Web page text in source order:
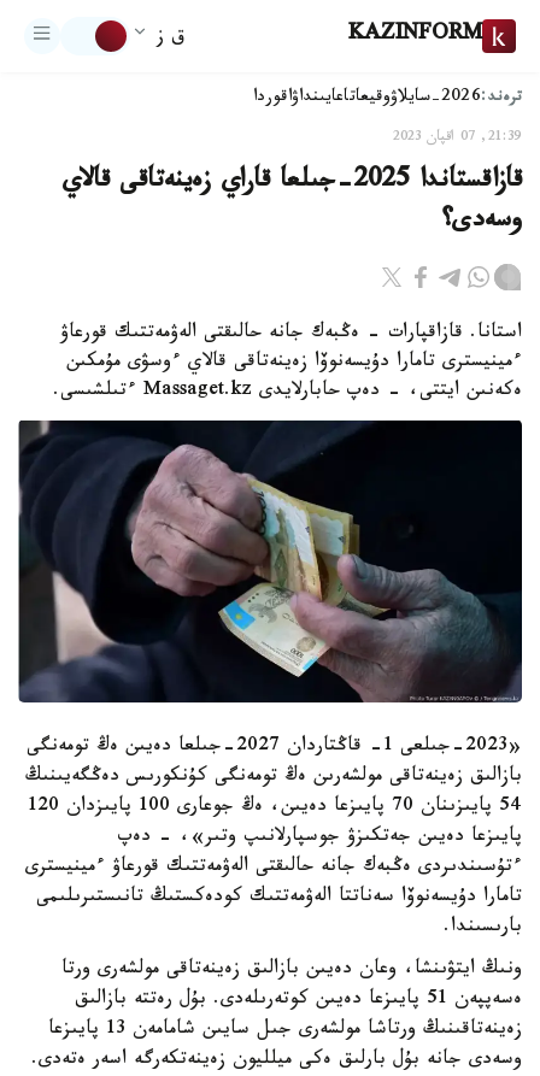
KAZINFORM ق ز
ترەند:2026-سايلاۋ وقيعاتاعايىنداۋاقوردا
21:39, 07 اقپان 2023
قازاقستاندا 2025-جىلعا قاراي زەينەتاقى قالاي
وسەدى؟
استانا. قازاقپارات - ەڭبەك جانە حالىقتى الەۋمەتتىك قورعاۋ
ءمينيسترى تامارا دۇيسەنوۆا زەينەتاقى قالاي ءوسۋى مۇمكىن
ەكەنىن ايتتى، - دەپ حابارلايدى Massaget.kz ءتىلشىسى.
«2023-جىلعى 1- قاڭتاردان 2027-جىلعا دەيىن ەڭ تومەنگى
بازالىق زەينەتاقى مولشەرىن ەڭ تومەنگى كۇنكورىس دەڭگەيىنىڭ
54 پايىزىنان 70 پايىزعا دەيىن، ەڭ جوعارى 100 پايىزدان 120
پايىزعا دەيىن جەتكىزۋ جوسپارلانىپ وتىر»، - دەپ
ءتۇسىندىردى ەڭبەك جانە حالىقتى الەۋمەتتىك قورعاۋ ءمينيسترى
تامارا دۇيسەنوۆا سەناتتا الەۋمەتتىك كودەكستىڭ تانىستىرىلىمى
بارىسىندا.
ونىڭ ايتۋىنشا، وعان دەيىن بازالىق زەينەتاقى مولشەرى ورتا
ەسەپپەن 51 پايىزعا دەيىن كوتەرىلەدى. بۇل رەتتە بازالىق
زەينەتاقىنىڭ ورتاشا مولشەرى جىل سايىن شامامەن 13 پايىزعا
وسەدى جانە بۇل بارلىق ەكى ميلليون زەينەتكەرگە اسەر ەتەدى.